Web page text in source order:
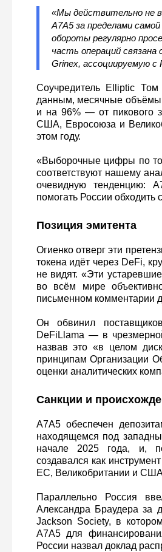
«Мы действительно не
A7A5 за пределами
обороты регулярно
часть операций
Grinex, ассоциируемую с
Соучредитель Elliptic
данным, месячные объёмы
и на 96% — от пикового
США, Евросоюза и
этом году.
«Выборочные цифры по
соответствуют нашему
очевидную тенденцию:
помогать России обходить
Позиция эмитента
Огиенко отверг эти
токена идёт через DeFi,
не видят. «Эти
во всём мире
письменном комментарии
Он обвинил
DeFiLlama — в
назвав это «в целом
принципам Организации
оценки аналитических
Санкции и
A7A5 обеспечен
находящемся под
начале 2025 года, и,
создавался как
ЕС, Великобритании и
Параллельно Россия
Александра Браудера за
Jackson Society, в
A7A5 для
России назвал доклад